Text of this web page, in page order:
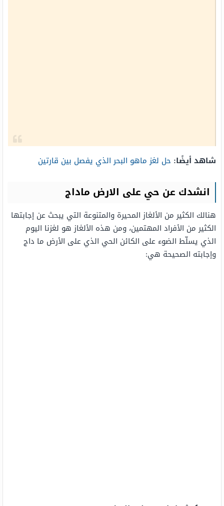
شاهد أيضًا: حل لغز ماهو البحر الذي يفصل بين قارتين
انشدك عن حي على الارض ماداج
هنالك الكثير من الألغاز المحيرة والمتنوعة التي يبحث عن إجابتها
الكثير من الأفراد المهتمين، ومن هذه الألغاز هو لغزنا اليوم
الذي يسلّط الضوء على الكائن الحي الذي على الأرض ما داج
وإجابته الصحيحة هي: